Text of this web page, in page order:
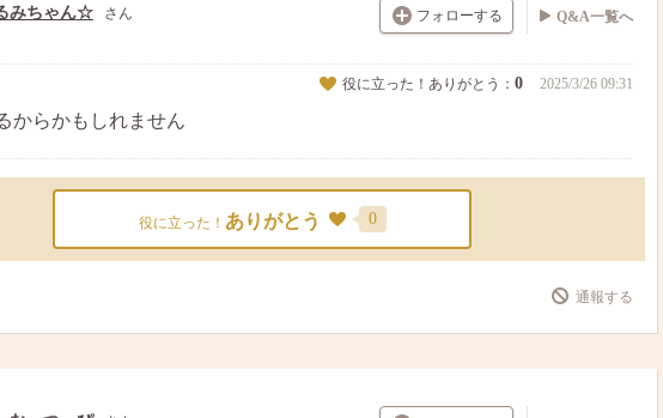
フォローする
みちゃん☆ さん Q&A一覧へ
役に立った！ありがとう： 0 2025/3/26 09:31
からかもしれません
役に立った！ ありがとう 0
通報する